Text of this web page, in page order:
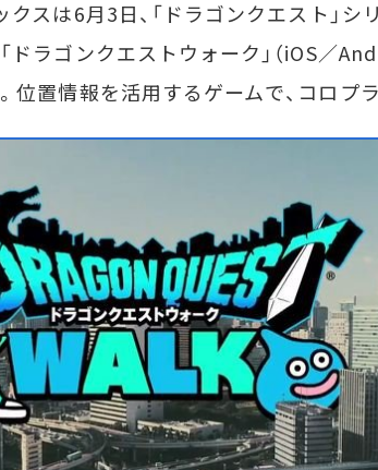
スは6月3日、「ドラゴンクエスト」シ
ドラゴンクエストウォーク」（iOS／
位置情報を活用するゲームで、コロプ